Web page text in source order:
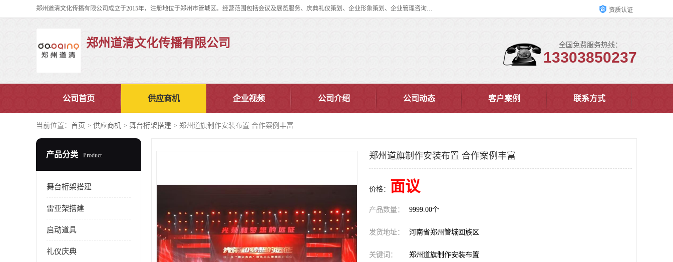
郑州道清文化传播有限公司成立于2015年，注册地位于郑州市管城区。经营范围包括会议及展览服务、庆典礼仪策划、企业形象策划、企业管理咨询、计算机图文设计、制作等。主要产品服务有：舞台桁架搭建，背景板搭建，灯光音响，雷亚舞台搭建、龙门架搭建、会议桌椅租赁、灯光音响租赁、空飘出租、气柱拱门租赁、喷绘写真制作、kt板制作。 资质认证
郑州道清文化传播有限公司 全国免费服务热线：
13303850237
公司首页 供应商机 企业视频 公司介绍 公司动态 客户案例 联系方式
当前位置： 首页 > 供应商机 > 舞台桁架搭建 > 郑州道旗制作安装布置 合作案例丰富
产品分类 Product
舞台桁架搭建
雷亚架搭建
启动道具
礼仪庆典
郑州道旗制作安装布置 合作案例丰富
价格： 面议
产品数量： 9999.00个
发货地址： 河南省郑州管城回族区
关键词： 郑州道旗制作安装布置